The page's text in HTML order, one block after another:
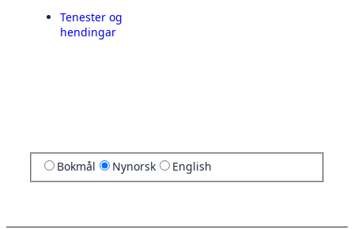
Tenester og
hendingar
Bokmål Nynorsk English